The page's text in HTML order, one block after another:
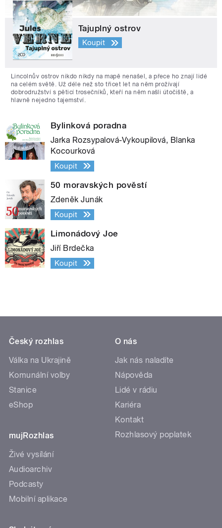
Tajuplný ostrov
Koupit
Lincolnův ostrov nikdo nikdy na mapě nenašel, a přece ho znají lidé
na celém světě. Už déle než sto třicet let na něm prožívají
dobrodružství s pěticí trosečníků, kteří na něm našli útočiště, a
hlavně nejedno tajemství.
Bylinková poradna
Jarka Rozsypalová-Vykoupilová, Blanka
Kocourková
Koupit
50 moravských pověstí
Zdeněk Junák
Koupit
Limonádový Joe
Jiří Brdečka
Koupit
Český rozhlas
Válka na Ukrajině
Komunální volby
Stanice
eShop
mujRozhlas
Živé vysílání
Audioarchiv
Podcasty
Mobilní aplikace
O nás
Jak nás naladíte
Nápověda
Lidé v rádiu
Kariéra
Kontakt
Rozhlasový poplatek